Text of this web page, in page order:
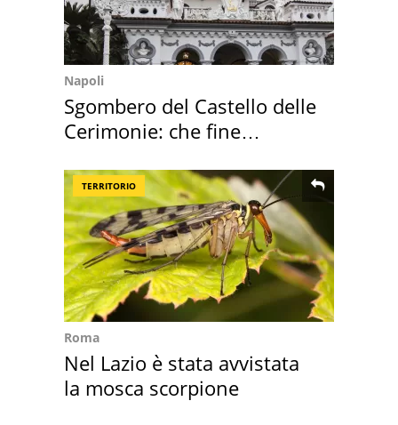
Napoli
Sgombero del Castello delle
Cerimonie: che fine
TERRITORIO
Roma
Nel Lazio è stata avvistata
la mosca scorpione